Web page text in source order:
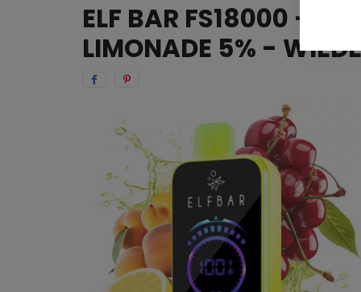
ELF BAR FS18000 -
LIMONADE 5% -